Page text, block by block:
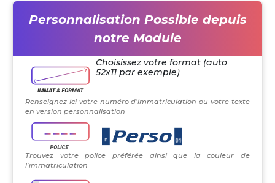
Personnalisation Possible depuis
notre Module
Choisissez votre format (auto
52x11 par exemple)
Renseignez ici votre numéro d’immatriculation ou votre texte
en version personnalisation
Trouvez votre police préférée ainsi que la couleur de
l’immatriculation